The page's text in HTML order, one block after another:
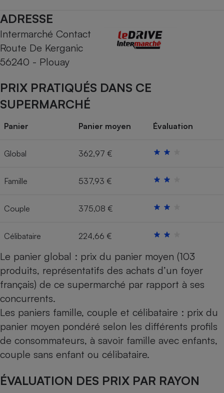
ADRESSE
Intermarché Contact
Route De Kerganic
56240 - Plouay
PRIX PRATIQUÉS DANS CE
SUPERMARCHÉ
Panier Panier moyen Évaluation
Global 362,97 €
Famille 537,93 €
Couple 375,08 €
Célibataire 224,66 €
Le panier global : prix du panier moyen (103
produits, représentatifs des achats d’un foyer
français) de ce supermarché par rapport à ses
concurrents.
Les paniers famille, couple et célibataire : prix du
panier moyen pondéré selon les différents profils
de consommateurs, à savoir famille avec enfants,
couple sans enfant ou célibataire.
ÉVALUATION DES PRIX PAR RAYON
Cafetière à expressos